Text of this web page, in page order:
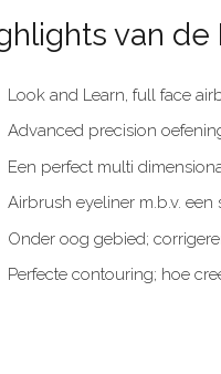
van de
Look and Learn, full face
Advanced precision
Een perfect multi
Airbrush eyeliner m.b.v.
Onder oog gebied;
Perfecte contouring; hoe